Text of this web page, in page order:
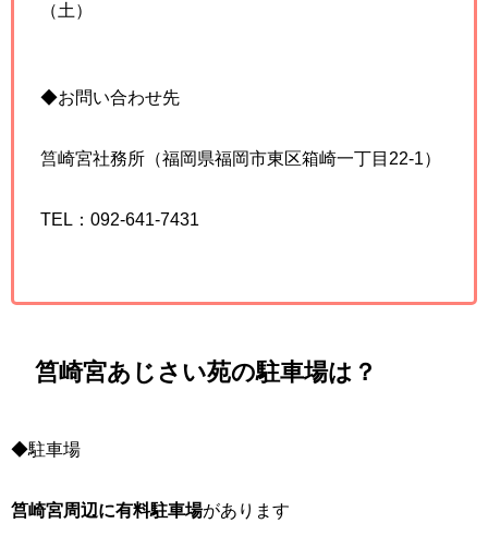
（土）
◆お問い合わせ先
筥崎宮社務所（福岡県福岡市東区箱崎一丁目22-1）
TEL：092-641-7431
筥崎宮あじさい苑の駐車場は？
◆駐車場
筥崎宮周辺に有料駐車場があります